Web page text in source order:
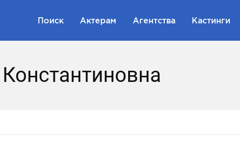
Поиск Актерам Агентства Кастинги